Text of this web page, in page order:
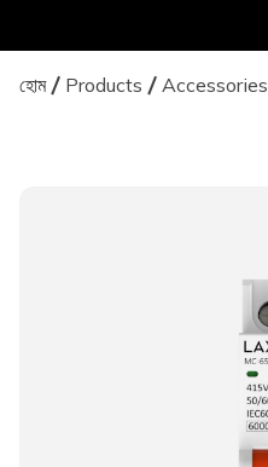
হোম Products Accessories